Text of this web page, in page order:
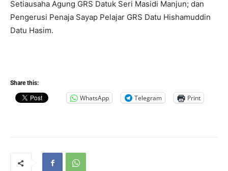
Setiausaha Agung GRS Datuk Seri Masidi Manjun; dan
Pengerusi Penaja Sayap Pelajar GRS Datu Hishamuddin
Datu Hasim.
Share this:
WhatsApp Telegram Print